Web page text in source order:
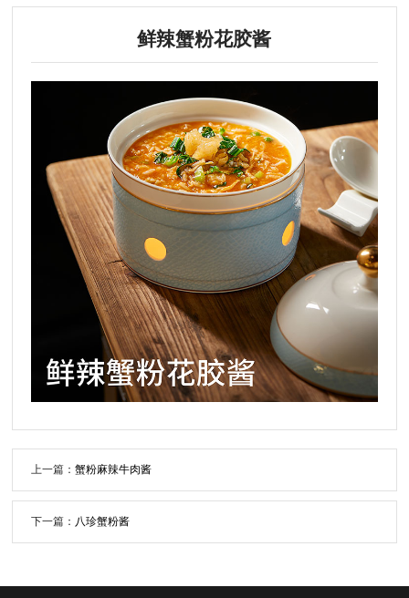
鲜辣蟹粉花胶酱
上一篇：蟹粉麻辣牛肉酱
下一篇： 八珍蟹粉酱